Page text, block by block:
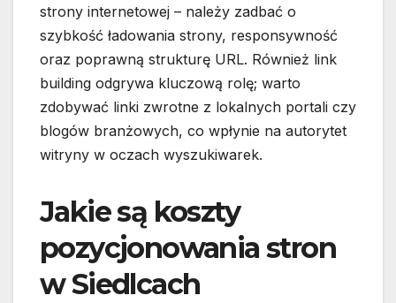
strony internetowej – należy zadbać o
szybkość ładowania strony, responsywność
oraz poprawną strukturę URL. Również link
building odgrywa kluczową rolę; warto
zdobywać linki zwrotne z lokalnych portali czy
blogów branżowych, co wpłynie na autorytet
witryny w oczach wyszukiwarek.
Jakie są koszty
pozycjonowania stron
w Siedlcach